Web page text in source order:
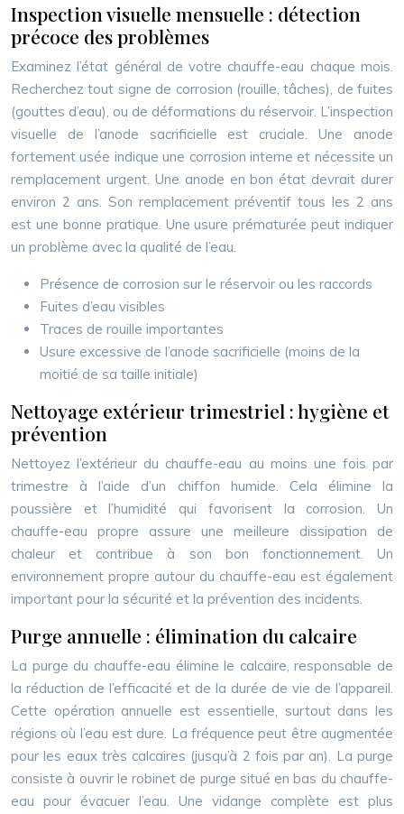
Inspection visuelle mensuelle : détection
précoce des problèmes
Examinez l’état général de votre chauffe-eau chaque mois.
Recherchez tout signe de corrosion (rouille, tâches), de fuites
(gouttes d’eau), ou de déformations du réservoir. L’inspection
visuelle de l’anode sacrificielle est cruciale. Une anode
fortement usée indique une corrosion interne et nécessite un
remplacement urgent. Une anode en bon état devrait durer
environ 2 ans. Son remplacement préventif tous les 2 ans
est une bonne pratique. Une usure prématurée peut indiquer
un problème avec la qualité de l’eau.
Présence de corrosion sur le réservoir ou les raccords
Fuites d’eau visibles
Traces de rouille importantes
Usure excessive de l’anode sacrificielle (moins de la
moitié de sa taille initiale)
Nettoyage extérieur trimestriel : hygiène et
prévention
Nettoyez l’extérieur du chauffe-eau au moins une fois par
trimestre à l’aide d’un chiffon humide. Cela élimine la
poussière et l’humidité qui favorisent la corrosion. Un
chauffe-eau propre assure une meilleure dissipation de
chaleur et contribue à son bon fonctionnement. Un
environnement propre autour du chauffe-eau est également
important pour la sécurité et la prévention des incidents.
Purge annuelle : élimination du calcaire
La purge du chauffe-eau élimine le calcaire, responsable de
la réduction de l’efficacité et de la durée de vie de l’appareil.
Cette opération annuelle est essentielle, surtout dans les
régions où l’eau est dure. La fréquence peut être augmentée
pour les eaux très calcaires (jusqu’à 2 fois par an). La purge
consiste à ouvrir le robinet de purge situé en bas du chauffe-
eau pour évacuer l’eau. Une vidange complète est plus